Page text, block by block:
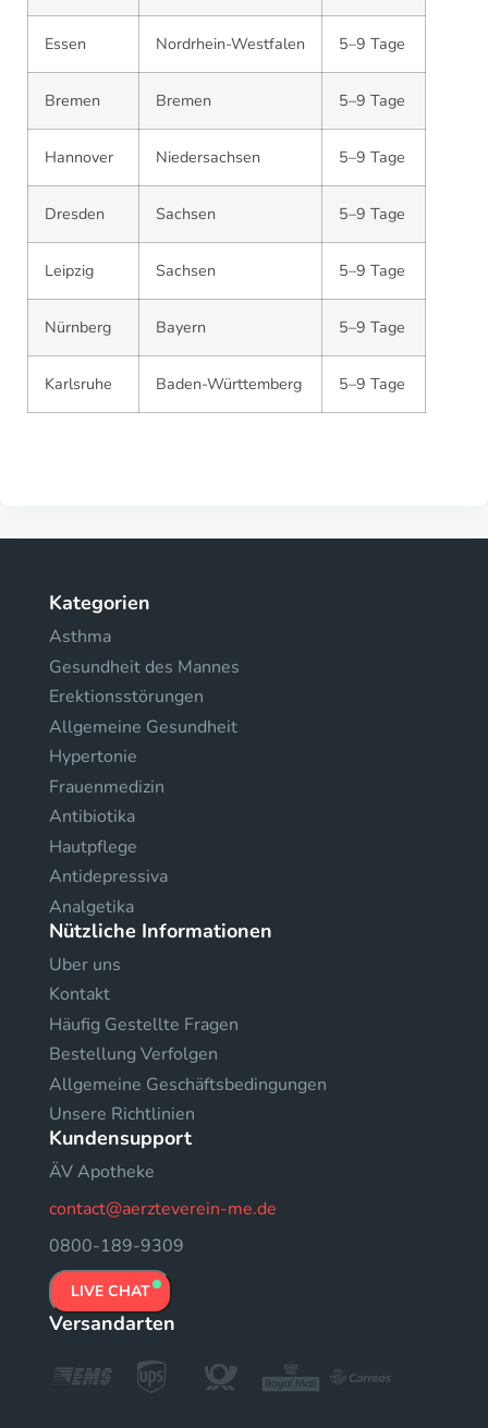
Essen Nordrhein-Westfalen 5–9 Tage
Bremen Bremen 5–9 Tage
Hannover Niedersachsen 5–9 Tage
Dresden Sachsen 5–9 Tage
Leipzig Sachsen 5–9 Tage
Nürnberg Bayern 5–9 Tage
Karlsruhe Baden-Württemberg 5–9 Tage
Kategorien
Asthma
Gesundheit des Mannes
Erektionsstörungen
Allgemeine Gesundheit
Hypertonie
Frauenmedizin
Antibiotika
Hautpflege
Antidepressiva
Analgetika
Nützliche Informationen
Uber uns
Kontakt
Häufig Gestellte Fragen
Bestellung Verfolgen
Allgemeine Geschäftsbedingungen
Unsere Richtlinien
Kundensupport
ÄV Apotheke
contact@aerzteverein-me.de
0800-189-9309
LIVE CHAT
Versandarten